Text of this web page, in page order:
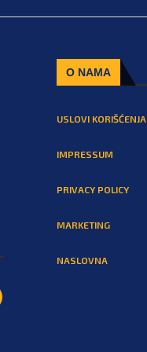
O NAMA
USLOVI KORIŠĆENJA
IMPRESSUM
PRIVACY POLICY
MARKETING
NASLOVNA